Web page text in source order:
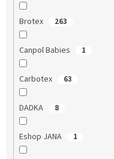
Brotex 263
Canpol Babies 1
Carbotex 63
DADKA 8
Eshop JANA 1